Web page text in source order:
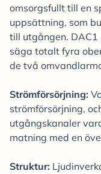
omsorgsfullt till en
uppsättning, som
till utgången.
säga totalt fyra
de två
Strömförsörjning:
strömförsörjning,
utgångskanaler
matning med en
Struktur: